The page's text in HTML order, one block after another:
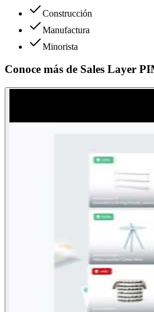
Construcción
Manufactura
Minorista
Conoce más de Sales Layer